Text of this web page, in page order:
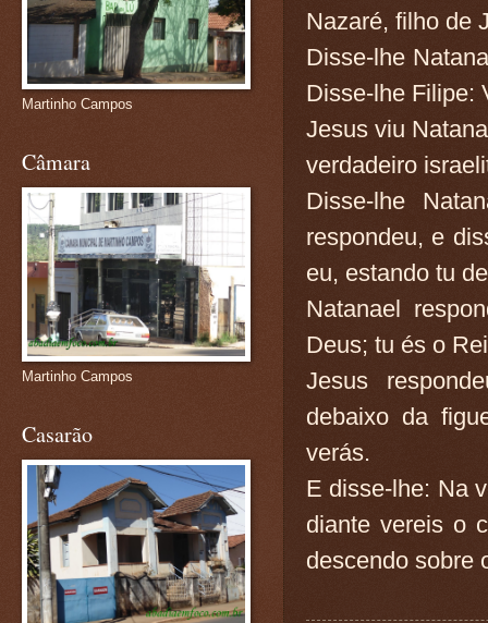
Nazaré, filho de
Disse-lhe
Disse-lhe Filipe:
Jesus viu
verdadeiro
Disse-lhe
respondeu, e
eu, estando tu
Natanael
Deus; tu és o
Jesus
debaixo da
verás.
E disse-lhe: Na
diante vereis o
descendo sobre
Martinho Campos
Câmara
Martinho Campos
Casarão